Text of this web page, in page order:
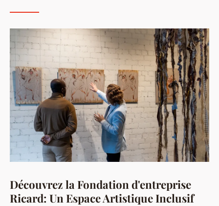
Découvrez la Fondation d'entreprise
Ricard: Un Espace Artistique Inclusif